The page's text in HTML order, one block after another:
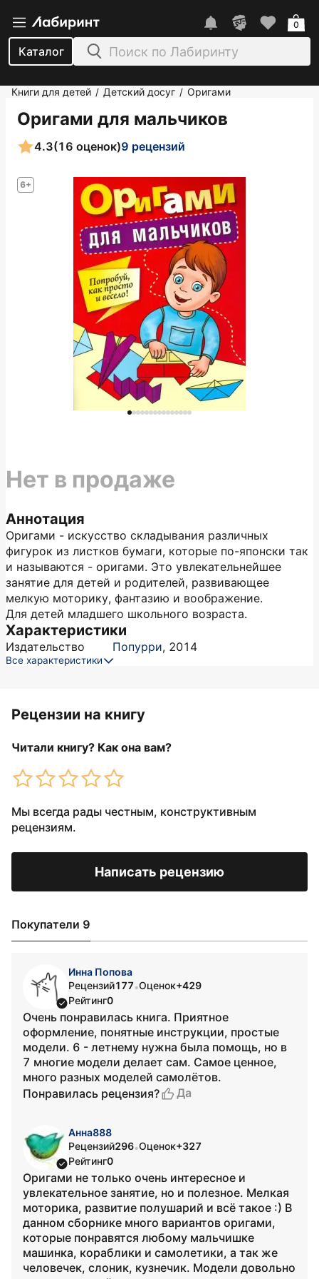
Каталог
0
Книги для детей / Детский досуг / Оригами
Оригами для мальчиков
6+
4.3(16 оценок)9 рецензий
Аннотация
Оригами - искусство складывания различных
фигурок из листков бумаги, которые по-японски так
и называются - оригами. Это увлекательнейшее
занятие для детей и родителей, развивающее
мелкую моторику, фантазию и воображение.
Для детей младшего школьного возраста.
Характеристики
Издательство Попурри, 2014
Все характеристики
Нет в продаже
Рецензии на книгу
Читали книгу? Как она вам?
Мы всегда рады честным, конструктивным
рецензиям.
Написать рецензию
Покупатели 9
Инна Попова
Рецензий177•Оценок+429
Рейтинг0
Очень понравилась книга. Приятное
оформление, понятные инструкции, простые
модели. 6 - летнему нужна была помощь, но в
7 многие модели делает сам. Самое ценное,
много разных моделей самолётов.
Понравилась рецензия?
Да
Анна888
Рецензий296•Оценок+327
Рейтинг0
Оригами не только очень интересное и
увлекательное занятие, но и полезное. Мелкая
моторика, развитие полушарий и всё такое :) В
данном сборнике много вариантов оригами,
которые понравятся любому мальчишке
машинка, кораблики и самолетики, а так же
человечек, слоник, кузнечик. Модели довольно